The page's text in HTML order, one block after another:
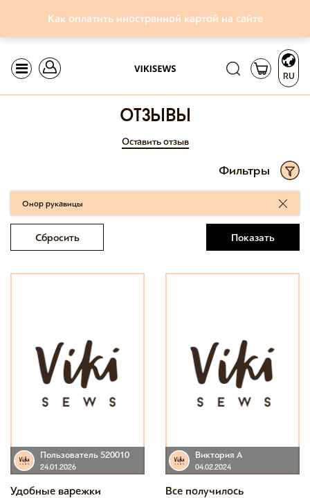
Как оплатить иностранной картой на сайте
RU
отзывы
Оставить отзыв
Фильтры
Онор рукавицы
Сбросить Показать
Пользователь 520010
24.01.2026
Удобные варежки
Виктория А
04.02.2024
Все получилось